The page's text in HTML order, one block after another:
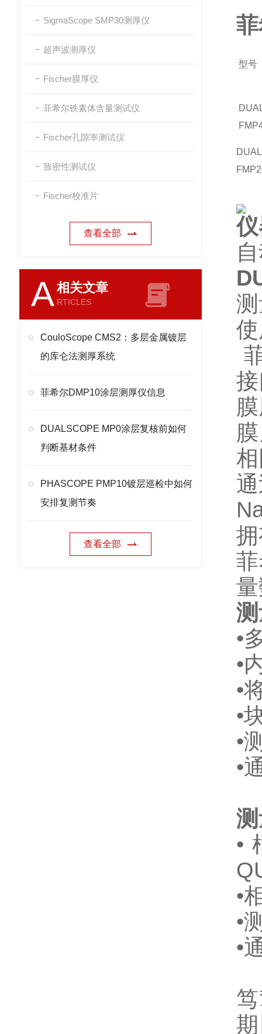
SigmaScope SMP30测厚仪
超声波测厚仪
Fischer膜厚仪
菲希尔铁素体含量测试仪
Fischer孔隙率测试仪
致密性测试仪
Fischer校准片
查看全部
A相关文章
RTICLES
CouloScope CMS2：多层金属镀层
的库仑法测厚系统
菲希尔DMP10涂层测厚仪信息
DUALSCOPE MP0涂层复核前如何
判断基材条件
PHASCOPE PMP10镀层巡检中如何
安排复测节奏
查看全部
型号
•
•
•
•
•
•
•
•
•
•